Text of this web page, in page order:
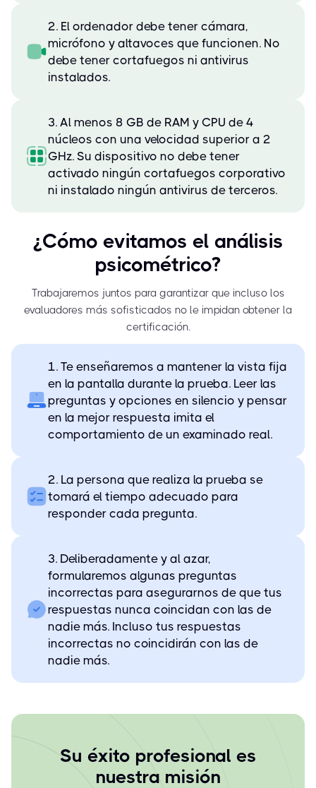
2. El ordenador debe tener cámara,
micrófono y altavoces que funcionen. No
debe tener cortafuegos ni antivirus
instalados.
3. Al menos 8 GB de RAM y CPU de 4
núcleos con una velocidad superior a 2
GHz. Su dispositivo no debe tener
activado ningún cortafuegos corporativo
ni instalado ningún antivirus de terceros.
¿Cómo evitamos el análisis
psicométrico?
Trabajaremos juntos para garantizar que incluso los
evaluadores más sofisticados no le impidan obtener la
certificación.
1. Te enseñaremos a mantener la vista fija
en la pantalla durante la prueba. Leer las
preguntas y opciones en silencio y pensar
en la mejor respuesta imita el
comportamiento de un examinado real.
2. La persona que realiza la prueba se
tomará el tiempo adecuado para
responder cada pregunta.
3. Deliberadamente y al azar,
formularemos algunas preguntas
incorrectas para asegurarnos de que tus
respuestas nunca coincidan con las de
nadie más. Incluso tus respuestas
incorrectas no coincidirán con las de
nadie más.
Su éxito profesional es
nuestra misión